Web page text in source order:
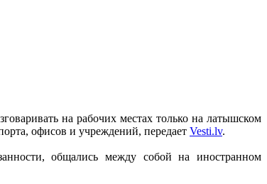
на рабочих местах только на латышском
офисов и учреждений, передает Vesti.lv.
общались между собой на иностранном